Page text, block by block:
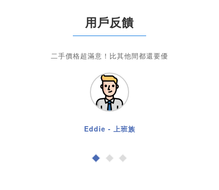
用戶反饋
二手價格超滿意！比其他間都還要優
Eddie - 上班族